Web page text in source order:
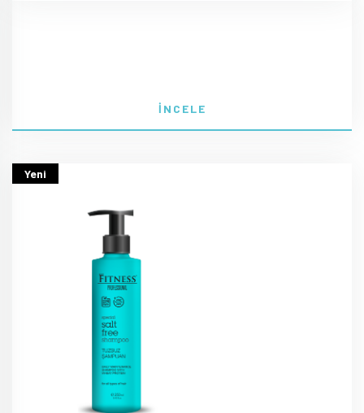
İNCELE
Yeni